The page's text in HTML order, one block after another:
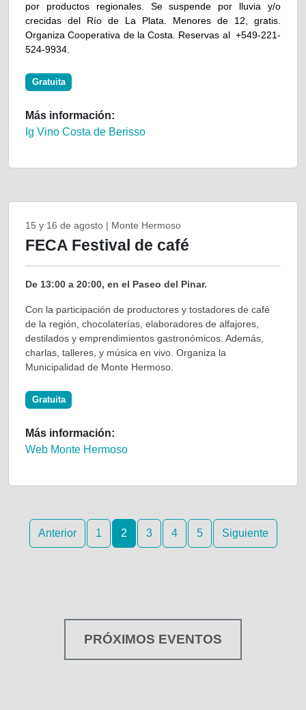
por productos regionales. Se suspende por lluvia y/o
crecidas del Río de La Plata. Menores de 12, gratis.
Organiza Cooperativa de la Costa. Reservas al +549-221-
524-9934.
Gratuita
Más información:
Ig Vino Costa de Berisso
15 y 16 de agosto | Monte Hermoso
FECA Festival de café
De 13:00 a 20:00, en el Paseo del Pinar.
Con la participación de productores y tostadores de café
de la región, chocolaterías, elaboradores de alfajores,
destilados y emprendimientos gastronómicos. Además,
charlas, talleres, y música en vivo. Organiza la
Municipalidad de Monte Hermoso.
Gratuita
Más información:
Web Monte Hermoso
Anterior 1 2 3 4 5 Siguiente
PRÓXIMOS EVENTOS